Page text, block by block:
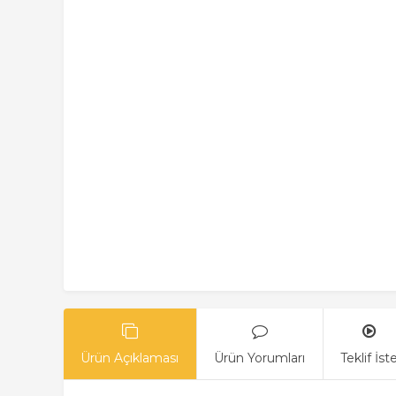
Ürün Açıklaması Ürün Yorumları Teklif